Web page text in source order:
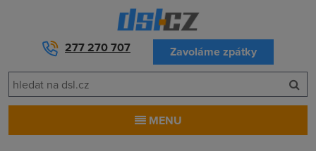
277 270 707 Zavoláme zpátky
MENU